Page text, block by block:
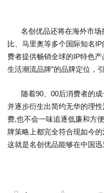
名创优品还将在海外市场
比、马里奥等多个国际知名
费者提供畅销全球的IP特色
生活潮流品牌”的品牌定位，
随着90、00后消费者的成
并逐步衍生出简约无华的理
费,也不会一味追逐低廉和方
牌策略上都完全符合现如今
这就是名创优品能够在中国迅